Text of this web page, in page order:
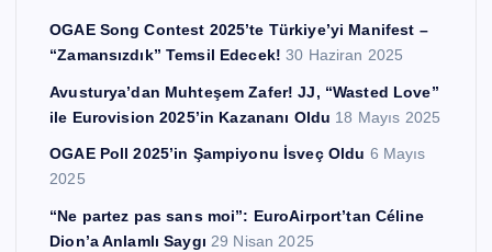
OGAE Song Contest 2025’te Türkiye’yi Manifest –
“Zamansızdık” Temsil Edecek! 30 Haziran 2025
Avusturya’dan Muhteşem Zafer! JJ, “Wasted Love”
ile Eurovision 2025’in Kazananı Oldu 18 Mayıs 2025
OGAE Poll 2025’in Şampiyonu İsveç Oldu 6 Mayıs
2025
“Ne partez pas sans moi”: EuroAirport’tan Céline
Dion’a Anlamlı Saygı 29 Nisan 2025